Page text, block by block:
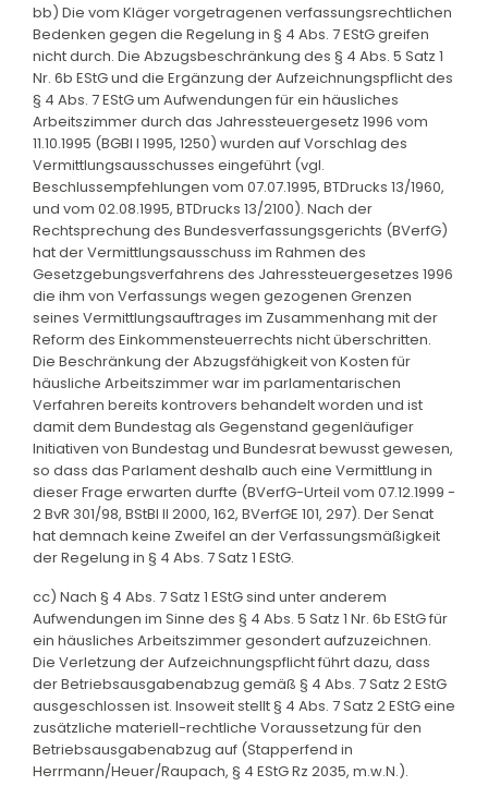
bb) Die vom Kläger vorgetragenen verfassungsrechtlichen
Bedenken gegen die Regelung in § 4 Abs. 7 EStG greifen
nicht durch. Die Abzugsbeschränkung des § 4 Abs. 5 Satz 1
Nr. 6b EStG und die Ergänzung der Aufzeichnungspflicht des
§ 4 Abs. 7 EStG um Aufwendungen für ein häusliches
Arbeitszimmer durch das Jahressteuergesetz 1996 vom
11.10.1995 (BGBl I 1995, 1250) wurden auf Vorschlag des
Vermittlungsausschusses eingeführt (vgl.
Beschlussempfehlungen vom 07.07.1995, BTDrucks 13/1960,
und vom 02.08.1995, BTDrucks 13/2100). Nach der
Rechtsprechung des Bundesverfassungsgerichts (BVerfG)
hat der Vermittlungsausschuss im Rahmen des
Gesetzgebungsverfahrens des Jahressteuergesetzes 1996
die ihm von Verfassungs wegen gezogenen Grenzen
seines Vermittlungsauftrages im Zusammenhang mit der
Reform des Einkommensteuerrechts nicht überschritten.
Die Beschränkung der Abzugsfähigkeit von Kosten für
häusliche Arbeitszimmer war im parlamentarischen
Verfahren bereits kontrovers behandelt worden und ist
damit dem Bundestag als Gegenstand gegenläufiger
Initiativen von Bundestag und Bundesrat bewusst gewesen,
so dass das Parlament deshalb auch eine Vermittlung in
dieser Frage erwarten durfte (BVerfG-Urteil vom 07.12.1999 -
2 BvR 301/98, BStBl II 2000, 162, BVerfGE 101, 297). Der Senat
hat demnach keine Zweifel an der Verfassungsmäßigkeit
der Regelung in § 4 Abs. 7 Satz 1 EStG.
cc) Nach § 4 Abs. 7 Satz 1 EStG sind unter anderem
Aufwendungen im Sinne des § 4 Abs. 5 Satz 1 Nr. 6b EStG für
ein häusliches Arbeitszimmer gesondert aufzuzeichnen.
Die Verletzung der Aufzeichnungspflicht führt dazu, dass
der Betriebsausgabenabzug gemäß § 4 Abs. 7 Satz 2 EStG
ausgeschlossen ist. Insoweit stellt § 4 Abs. 7 Satz 2 EStG eine
zusätzliche materiell-rechtliche Voraussetzung für den
Betriebsausgabenabzug auf (Stapperfend in
Herrmann/Heuer/Raupach, § 4 EStG Rz 2035, m.w.N.).